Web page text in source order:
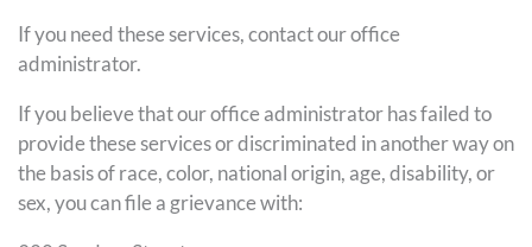
If you need these services, contact our office
administrator.
If you believe that our office administrator has failed to
provide these services or discriminated in another way on
the basis of race, color, national origin, age, disability, or
sex, you can file a grievance with: